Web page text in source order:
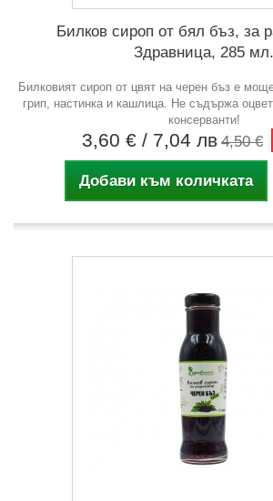
Билков сироп от бял бъз, за
Здравница, 285 мл.
Билковият сироп от цвят на черен бъз е
грип, настинка и кашлица. Не съдържа
консерванти!
3,60 € / 7,04 лв 4,50 €
Добави към количката